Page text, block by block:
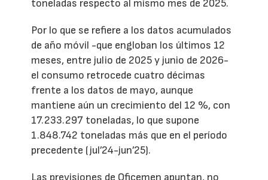
toneladas respecto al mismo mes de 2025.
Por lo que se refiere a los datos acumulados
de año móvil -que engloban los últimos 12
meses, entre julio de 2025 y junio de 2026-
el consumo retrocede cuatro décimas
frente a los datos de mayo, aunque
mantiene aún un crecimiento del 12 %, con
17.233.297 toneladas, lo que supone
1.848.742 toneladas más que en el período
precedente (jul’24-jun’25).
Las previsiones de Oficemen apuntan, no